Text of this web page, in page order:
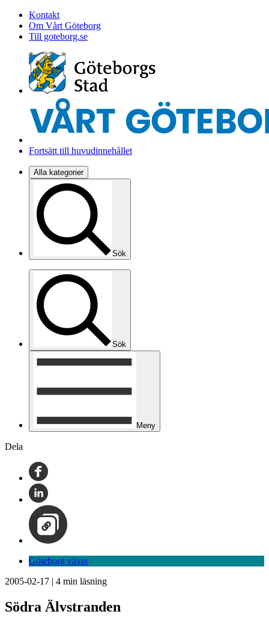
Kontakt
Om Vårt Göteborg
Till goteborg.se
Fortsätt till huvudinnehållet
Alla kategorier
Sök
Sök
Meny
Dela
Göteborg växer
2005-02-17 | 4 min läsning
Södra Älvstranden